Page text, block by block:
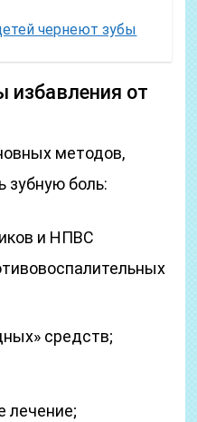
чернеют зубы
избавления от
методов,
зубную боль:
и НПВС
средств;
лечение;